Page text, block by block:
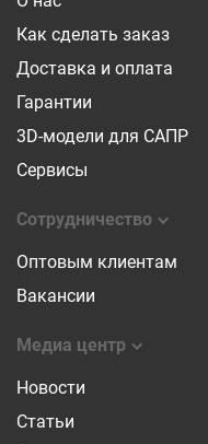
Как сделать заказ
Доставка и оплата
Гарантии
3D-модели для САПР
Сервисы
Сотрудничество
Оптовым клиентам
Вакансии
Медиа центр
Новости
Статьи